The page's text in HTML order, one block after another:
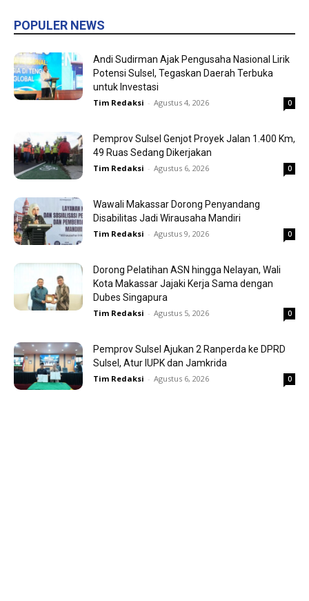
POPULER NEWS
Andi Sudirman Ajak Pengusaha Nasional Lirik
Potensi Sulsel, Tegaskan Daerah Terbuka
untuk Investasi
Tim Redaksi - Agustus 4, 2026 0
Pemprov Sulsel Genjot Proyek Jalan 1.400 Km,
49 Ruas Sedang Dikerjakan
Tim Redaksi - Agustus 6, 2026 0
Wawali Makassar Dorong Penyandang
Disabilitas Jadi Wirausaha Mandiri
Tim Redaksi - Agustus 9, 2026 0
Dorong Pelatihan ASN hingga Nelayan, Wali
Kota Makassar Jajaki Kerja Sama dengan
Dubes Singapura
Tim Redaksi - Agustus 5, 2026 0
Pemprov Sulsel Ajukan 2 Ranperda ke DPRD
Sulsel, Atur IUPK dan Jamkrida
Tim Redaksi - Agustus 6, 2026 0